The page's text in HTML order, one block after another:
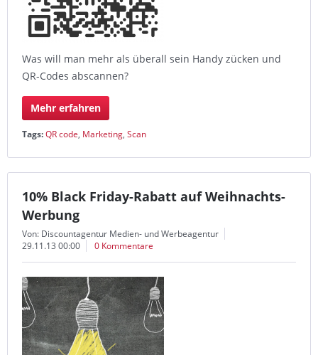
Was will man mehr als überall sein Handy zücken und
QR-Codes abscannen?
Mehr erfahren
Tags:QR code, Marketing, Scan
10% Black Friday-Rabatt auf Weihnachts-
Werbung
Von: Discountagentur Medien- und Werbeagentur
29.11.13 00:00
0 Kommentare